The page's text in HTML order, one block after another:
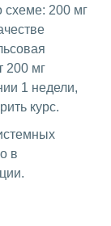
схеме: 200 мг
200 мг
1 недели,
курс.
в